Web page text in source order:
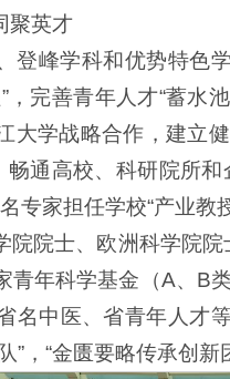
聚英才
登峰学科和优势特色
，完善青年人才“蓄水
大学战略合作，建立
畅通高校、科研院所
专家担任学校“产业教授
院院士、欧洲科学院
青年科学基金（A、B
名中医、省青年人才
”，“金匮要略传承创新